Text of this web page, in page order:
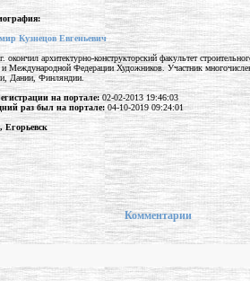
Кузнецов Евгеньевич
окончил архитектурно-конструкторский факультет
и Международной Федерации Художников. Участник
Дании, Финляндии.
на портале:02-02-2013 19:46:03
раз был на портале: 04-10-2019 09:24:01
Егорьевск
Комментарии